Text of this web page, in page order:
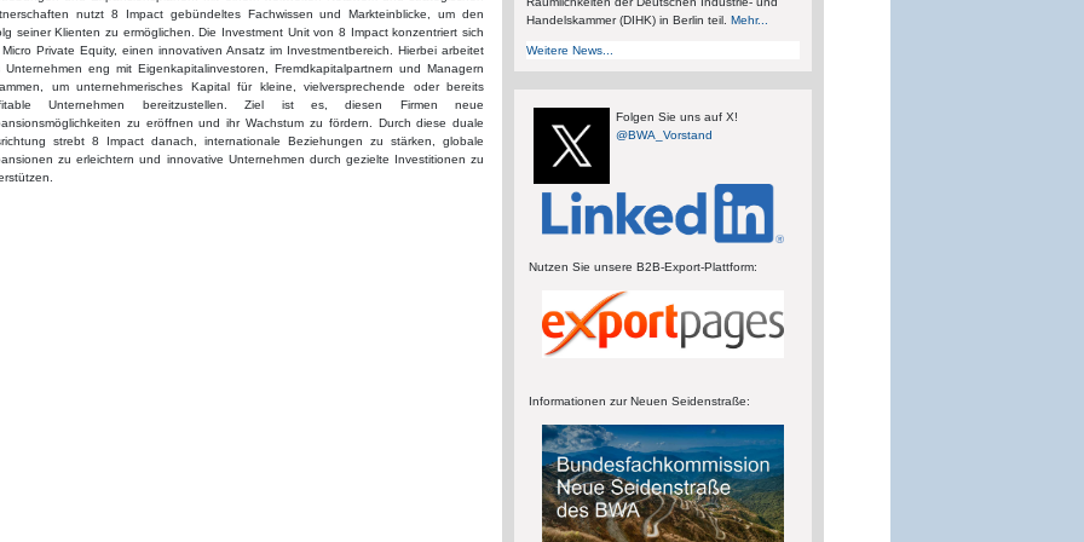
nutzt 8 Impact gebündeltes Fachwissen und Markteinblicke, um den
seiner Klienten zu ermöglichen. Die Investment Unit von 8 Impact konzentriert sich
Private Equity, einen innovativen Ansatz im Investmentbereich. Hierbei arbeitet
Unternehmen eng mit Eigenkapitalinvestoren, Fremdkapitalpartnern und Managern
um unternehmerisches Kapital für kleine, vielversprechende oder bereits
Unternehmen bereitzustellen. Ziel ist es, diesen Firmen neue
zu eröffnen und ihr Wachstum zu fördern. Durch diese duale
strebt 8 Impact danach, internationale Beziehungen zu stärken, globale
zu erleichtern und innovative Unternehmen durch gezielte Investitionen zu
Handelskammer (DIHK) in Berlin teil.Mehr...
Weitere News...
Folgen Sie uns auf X!
@BWA_Vorstand
Nutzen Sie unsere B2B-Export-Plattform:
Informationen zur Neuen Seidenstraße: